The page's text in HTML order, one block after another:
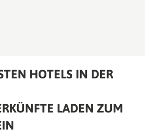
HOTELS IN DER
LADEN ZUM